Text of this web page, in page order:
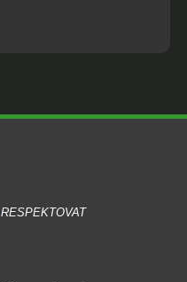
RESPEKTOVAT